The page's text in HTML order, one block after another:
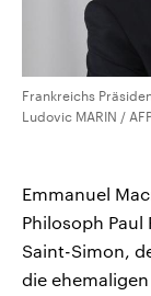
Frankreichs
Ludovic MARIN /
Emmanuel
Philosoph Paul
Saint-Simon,
die